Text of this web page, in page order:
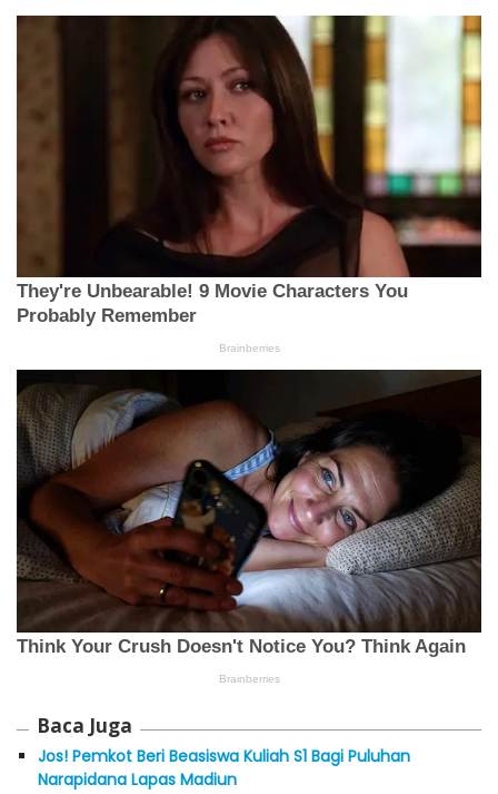
Baca Juga
Jos! Pemkot Beri Beasiswa Kuliah S1 Bagi Puluhan
Narapidana Lapas Madiun